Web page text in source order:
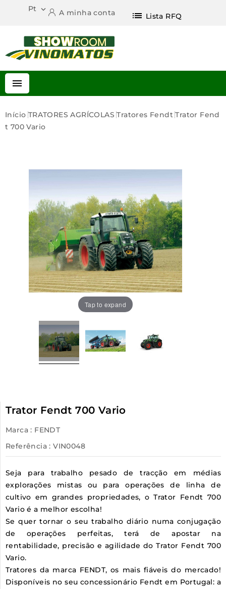
Pt  A minha conta list Lista RFQ

Início TRATORES AGRÍCOLAS Tratores Fendt Trator Fend
T 700 Vario
Tap to expand
Trator Fendt 700 Vario
Marca : FENDT
Referência : VIN0048
Seja para trabalho pesado de tracção em médias
explorações mistas ou para operações de linha de
cultivo em grandes propriedades, o Trator Fendt 700
Vario é a melhor escolha!
Se quer tornar o seu trabalho diário numa conjugação
de operações perfeitas, terá de apostar na
rentabilidade, precisão e agilidade do Trator Fendt 700
Vario.
Tratores da marca FENDT, os mais fiáveis do mercado!
Disponíveis no seu concessionário Fendt em Portugal: a